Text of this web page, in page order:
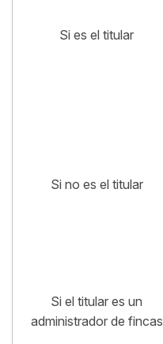
Si es el titular
Si no es el titular
Si el titular es un
administrador de fincas